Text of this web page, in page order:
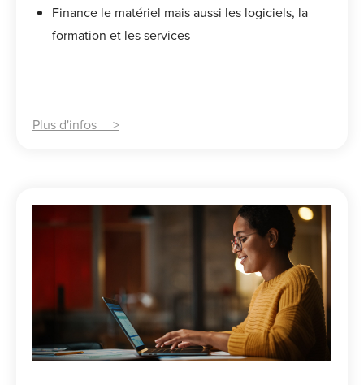
Finance le matériel mais aussi les logiciels, la
formation et les services
Plus d'infos >